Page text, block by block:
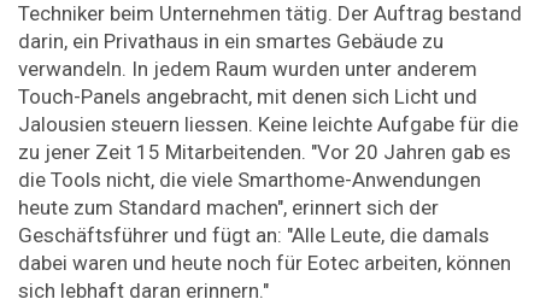
Techniker beim Unternehmen tätig. Der Auftrag bestand
darin, ein Privathaus in ein smartes Gebäude zu
verwandeln. In jedem Raum wurden unter anderem
Touch-Panels angebracht, mit denen sich Licht und
Jalousien steuern liessen. Keine leichte Aufgabe für die
zu jener Zeit 15 Mitarbeitenden. "Vor 20 Jahren gab es
die Tools nicht, die viele Smarthome-Anwendungen
heute zum Standard machen", erinnert sich der
Geschäftsführer und fügt an: "Alle Leute, die damals
dabei waren und heute noch für Eotec arbeiten, können
sich lebhaft daran erinnern."